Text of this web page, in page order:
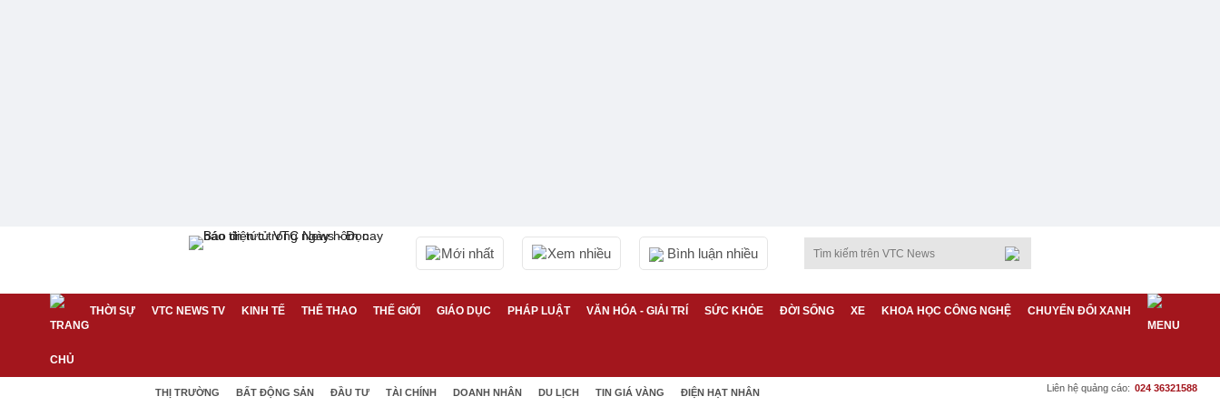
Mới nhất Xem nhiều Bình luận nhiều
THỜI SỰ VTC NEWS TV KINH TẾ THỂ THAO THẾ GIỚI GIÁO DỤC PHÁP LUẬT VĂN HÓA - GIẢI TRÍ SỨC KHỎE ĐỜI SỐNG XE KHOA HỌC CÔNG NGHỆ CHUYỂN ĐỔI XANH
THỊ TRƯỜNG BẤT ĐỘNG SẢN ĐẦU TƯ TÀI CHÍNH DOANH NHÂN DU LỊCH TIN GIÁ VÀNG ĐIỆN HẠT NHÂN Liên hệ quảng cáo: 024 36321588